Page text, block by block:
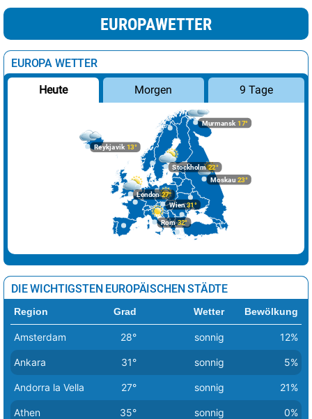
EUROPAWETTER
EUROPA WETTER
Heute Morgen 9 Tage
London27°
Stockholm22°
Wien31°
Rom32°
Murmansk 17°
Moskau 23°
Reykjavik 13°
DIE WICHTIGSTEN EUROPÄISCHEN STÄDTE
Region Grad Wetter Bewölkung
Amsterdam 28° sonnig 12%
Ankara 31° sonnig 5%
Andorra la Vella 27° sonnig 21%
Athen 35° sonnig 0%